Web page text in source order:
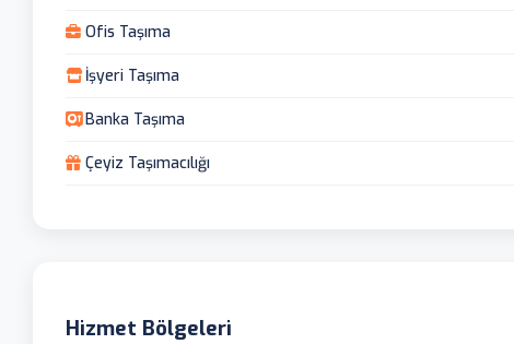
Ofis Taşıma
İşyeri Taşıma
Banka Taşıma
Çeyiz Taşımacılığı
Hizmet Bölgeleri